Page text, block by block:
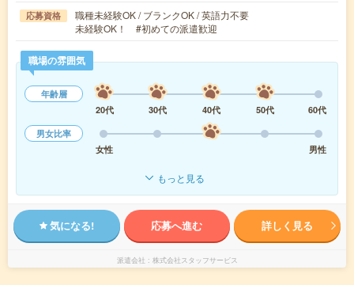
応募資格
職種未経験OK / ブランクOK / 英語力不要
未経験OK！ #初めての派遣歓迎
職場の雰囲気
年齢層
20代
30代 40代 50代
60代
男女比率
女性
男性
もっと見る
気になる! 応募へ進む 詳しく見る
派遣会社 株式会社スタッフサービス